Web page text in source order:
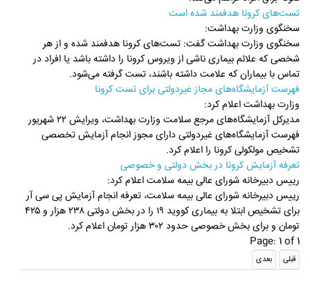
تست‌های کرونا هدفمند شده است
سخنگوی وزارت بهداشت:
سخنگوی وزارت بهداشت گفت: تست‌های کرونا هدفمند شده و از هر
شخصی که علائم بیماری ناشی از ویروس کرونا را داشته باشد یا افراد در
تماس با بیماران که علامت داشته باشند، تست گرفته می‌شود.
فهرست آزمایشگاه‌های مجاز غیردولتی برای تست کرونا
وزارت بهداشت اعلام کرد:
مدیرکل آزمایشگاه‌های مرجع سلامت وزارت بهداشت، ویرایش ۲۲ شهریور
فهرست آزمایشگاه‌های غیردولتی دارای مجوز انجام آزمایش تخصصی
تشخیص مولکولی کرونا را اعلام کرد.
تعرفه آزمایش کرونا در بخش دولتی و خصوصی
رییس دبیرخانه شورای عالی بیمه سلامت اعلام کرد:
رییس دبیرخانه شورای عالی بیمه سلامت، تعرفه انجام آزمایش پی سی آر
برای تشخیص ابتلا به بیماری کووید ۱۹ را در بخش دولتی ۲۳۸ هزار و ۴۲۵
تومان و برای بخش خصوصی حدود ۳۰۲ هزار تومان اعلام کرد.
Page: 1 of 1